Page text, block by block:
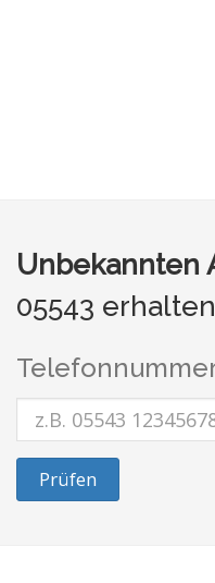
Unbekannten
05543
Prüfen